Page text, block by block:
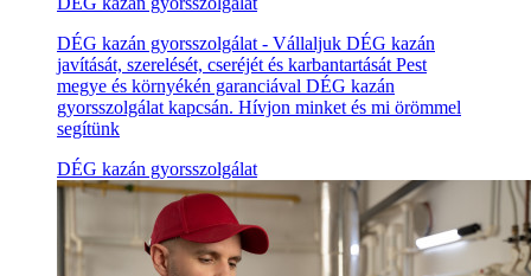
DÉG kazán gyorsszolgálat - Vállaljuk DÉG kazán
javítását, szerelését, cseréjét és karbantartását Pest
megye és környékén garanciával DÉG kazán
gyorsszolgálat kapcsán. Hívjon minket és mi örömmel
segítünk
DÉG kazán gyorsszolgálat